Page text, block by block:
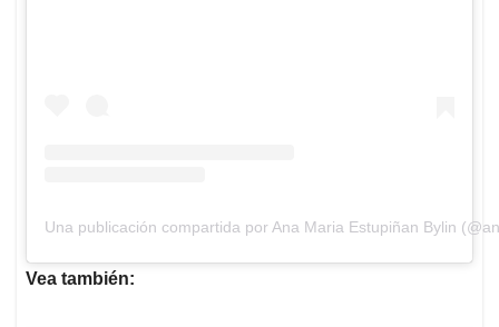
Una publicación compartida por Ana Maria Estupiñan Bylin
Vea también: